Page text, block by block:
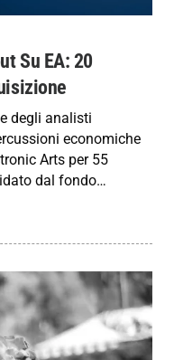
Su EA: 20
degli analisti
economiche
Arts per 55
dal fondo…